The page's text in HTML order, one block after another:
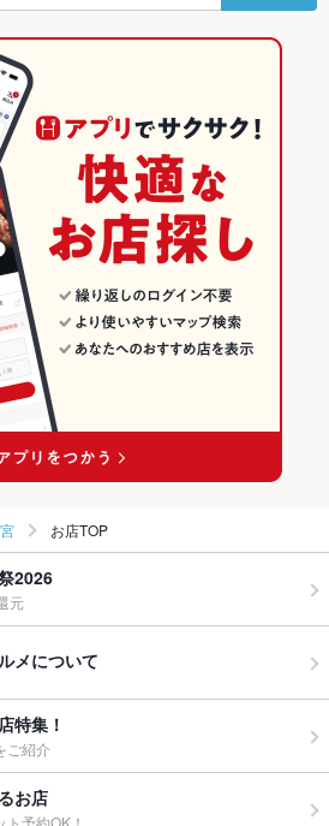
めで段差もありません！
車場が多数ございます！
エプロンあります！これで真っ赤ならーめん
られる♪
550円！！もちろんとまとジュースもありま
情熱をもって提供いたします！
り
お店TOP
2026
元
メについて
特集！
ご紹介
お店
予約OK！